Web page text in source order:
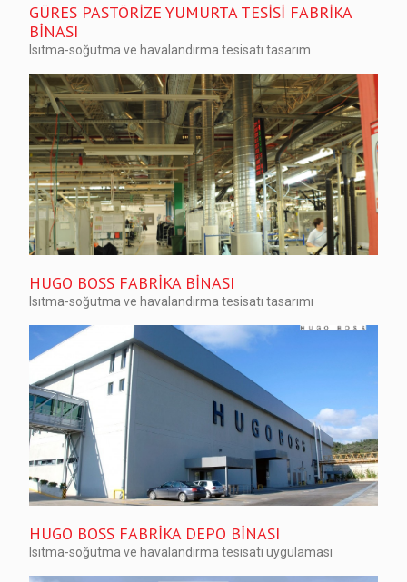
GÜRES PASTÖRİZE YUMURTA TESİSİ FABRİKA
BİNASI
Isıtma-soğutma ve havalandırma tesisatı tasarım
HUGO BOSS FABRİKA BİNASI
Isıtma-soğutma ve havalandırma tesisatı tasarımı
HUGO BOSS FABRİKA DEPO BİNASI
Isıtma-soğutma ve havalandırma tesisatı uygulaması